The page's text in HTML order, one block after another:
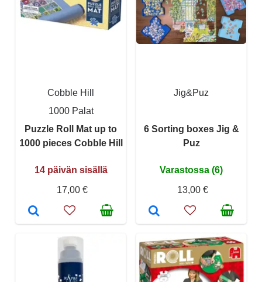
Cobble Hill
1000 Palat
Puzzle Roll Mat up to
1000 pieces Cobble Hill
14 päivän sisällä
17,00 €
Jig&Puz
6 Sorting boxes Jig &
Puz
Varastossa (6)
13,00 €